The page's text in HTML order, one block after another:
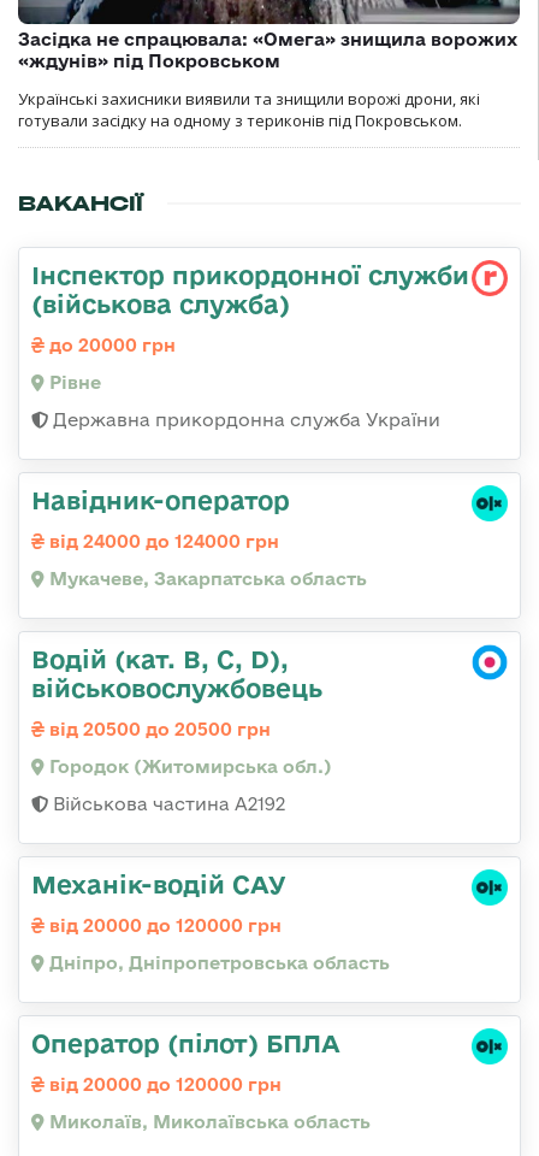
Засідка не спрацювала: «Омега» знищила ворожих
«ждунів» під Покровськом
Українські захисники виявили та знищили ворожі дрони, які
готували засідку на одному з териконів під Покровськом.
ВАКАНСІЇ
Інспектор прикордонної служби
(військова служба)
до 20000 грн
Рівне
Державна прикордонна служба України
Навідник-оператор
від 24000 до 124000 грн
Мукачеве, Закарпатська область
Водій (кат. B, C, D),
військовослужбовець
від 20500 до 20500 грн
Городок (Житомирська обл.)
Військова частина А2192
Механік-водій САУ
від 20000 до 120000 грн
Дніпро, Дніпропетровська область
Оператор (пілот) БПЛА
від 20000 до 120000 грн
Миколаїв, Миколаївська область